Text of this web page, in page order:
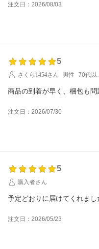
注文日：2026/08/03
5
さくら1454さん
男性 70代以
商品の到着が早く、梱包も問
注文日：2026/07/30
5
購入者さん
予定どおりに届けてくれま
注文日：2026/05/23